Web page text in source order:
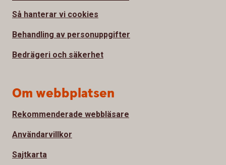
Så hanterar vi cookies
Behandling av personuppgifter
Bedrägeri och säkerhet
Om webbplatsen
Rekommenderade webbläsare
Användarvillkor
Sajtkarta